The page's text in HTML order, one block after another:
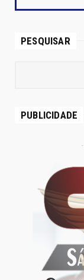
PESQUISAR
PUBLICIDADE